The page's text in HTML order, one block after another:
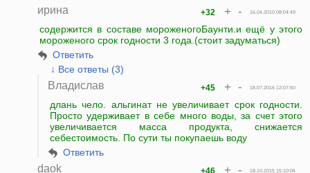
ирина 16.04.2010 08:04:49
+32 + -
содержится в составе мороженогоБаунти.и ещё у этого
мороженого срок годности 3 года.(стоит задуматься)
Ответить
↓ Все ответы (3)
Владислав 18.07.2016 12:07:50
+45 + -
длань чело. альгинат не увеличивает срок годности.
Просто удерживает в себе много воды, за счет этого
увеличивается масса продукта, снижается
себестоимость. По сути ты покупаешь воду
Ответить
daok 18.10.2015 15:10:06
+46 + -